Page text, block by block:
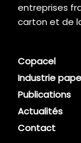
entreprises
carton et de
Copacel
Industrie
Publications
Actualités
Contact